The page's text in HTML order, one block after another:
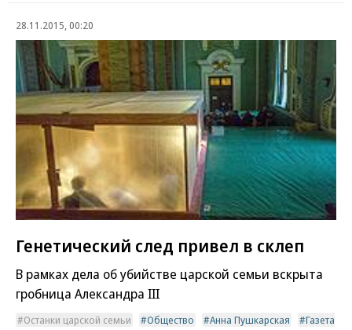
28.11.2015, 00:20
Генетический след привел в склеп
В рамках дела об убийстве царской семьи вскрыта
гробница Александра III
Останки царской семьи Общество Анна Пушкарская
Газета